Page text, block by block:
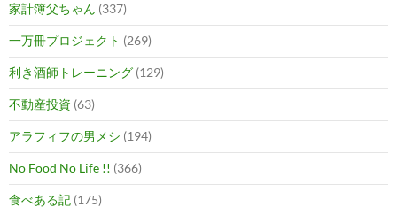
家計簿父ちゃん (337)
一万冊プロジェクト (269)
利き酒師トレーニング (129)
不動産投資 (63)
アラフィフの男メシ (194)
No Food No Life !! (366)
食べある記 (175)